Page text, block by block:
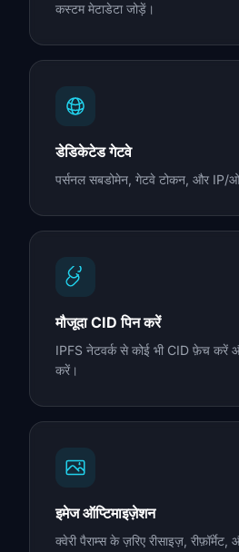
कस्टम मेटाडेटा जोड़ें।
डेडिकेटेड गेटवे
पर्सनल सबडोमेन, गेटवे टोकन, और IP/
मौजूदा CID पिन करें
IPFS नेटवर्क से कोई भी CID फ़ेच करें
करें।
इमेज ऑप्टिमाइज़ेशन
क्वेरी पैराम्स के ज़रिए रीसाइज़,